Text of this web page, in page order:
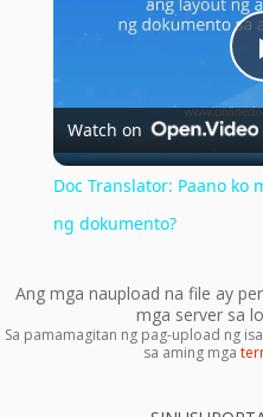
Watch on
Doc Translator: Paano
ng dokumento?
Ang mga naupload na file ay
mga server sa
Sa pamamagitan ng pag-upload ng
sa aming mga